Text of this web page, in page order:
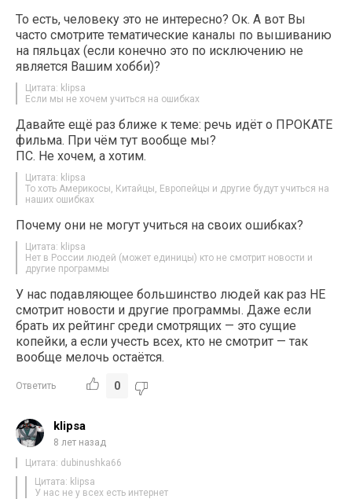
То есть, человеку это не интересно? Ок. А вот Вы
часто смотрите тематические каналы по вышиванию
на пяльцах (если конечно это по исключению не
является Вашим хобби)?
Цитата: klipsa
Если мы не хочем учиться на ошибках
Давайте ещё раз ближе к теме: речь идёт о ПРОКАТЕ
фильма. При чём тут вообще мы?
ПС. Не хочем, а хотим.
Цитата: klipsa
То хоть Америкосы, Китайцы, Европейцы и другие будут учиться на
наших ошибках
Почему они не могут учиться на своих ошибках?
Цитата: klipsa
Нет в России людей (может единицы) кто не смотрит новости и
другие программы
У нас подавляющее большинство людей как раз НЕ
смотрит новости и другие программы. Даже если
брать их рейтинг среди смотрящих — это сущие
копейки, а если учесть всех, кто не смотрит — так
вообще мелочь остаётся.
Ответить 0
klipsa
8 лет назад
Цитата: dubinushka66
Цитата: klipsa
У нас не у всех есть интернет